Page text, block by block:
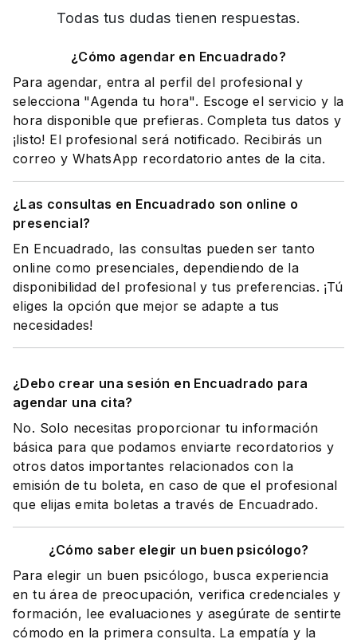
Todas tus dudas tienen respuestas.
¿Cómo agendar en Encuadrado?
Para agendar, entra al perfil del profesional y
selecciona "Agenda tu hora". Escoge el servicio y la
hora disponible que prefieras. Completa tus datos y
¡listo! El profesional será notificado. Recibirás un
correo y WhatsApp recordatorio antes de la cita.
¿Las consultas en Encuadrado son online o
presencial?
En Encuadrado, las consultas pueden ser tanto
online como presenciales, dependiendo de la
disponibilidad del profesional y tus preferencias. ¡Tú
eliges la opción que mejor se adapte a tus
necesidades!
¿Debo crear una sesión en Encuadrado para
agendar una cita?
No. Solo necesitas proporcionar tu información
básica para que podamos enviarte recordatorios y
otros datos importantes relacionados con la
emisión de tu boleta, en caso de que el profesional
que elijas emita boletas a través de Encuadrado.
¿Cómo saber elegir un buen psicólogo?
Para elegir un buen psicólogo, busca experiencia
en tu área de preocupación, verifica credenciales y
formación, lee evaluaciones y asegúrate de sentirte
cómodo en la primera consulta. La empatía y la